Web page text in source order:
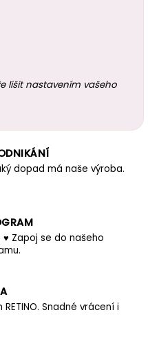
lišit nastavením vašeho
dopad má naše výroba.
♥ Zapoj se do našeho
Snadné vrácení i